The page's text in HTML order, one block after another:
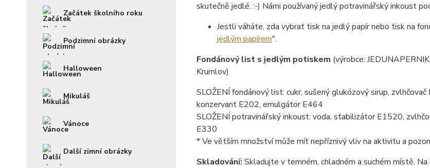
Začátek školního roku
Podzimní obrázky
Halloween
Mikuláš
Vánoce
Další zimní obrázky
skutečně jedlé. :-) Námi používaný jedlý potravinářský inkoust
Jestli váháte, zda vybrat tisk na jedlý papír nebo tisk na
jedlým papírem".
Fondánový list s jedlým potiskem (výrobce:
Krumlov)
SLOŽENÍ fondánový list: cukr, sušený glukózový sirup,
konzervant E202, emulgátor E464
SLOŽENÍ potravinářský inkoust: voda, stabilizátor E1520,
E330
* Ve větším množství může mít nepříznivý vliv na aktivitu a
Skladování: Skladujte v temném, chladném a suchém místě.